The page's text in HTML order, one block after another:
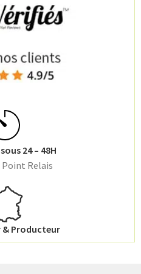
24 – 48H
Relais
& Producteur